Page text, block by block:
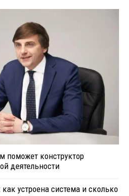
поможет конструктор
деятельности
устроена система и сколько